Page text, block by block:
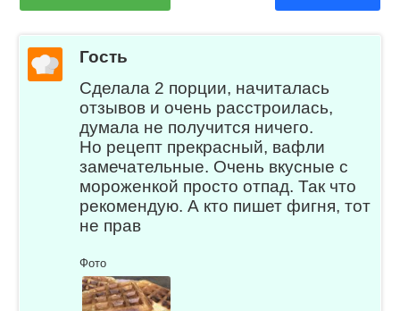
Гость
Сделала 2 порции, начиталась
отзывов и очень расстроилась,
думала не получится ничего.
Но рецепт прекрасный, вафли
замечательные. Очень вкусные с
мороженкой просто отпад. Так что
рекомендую. А кто пишет фигня, тот
не прав
Фото